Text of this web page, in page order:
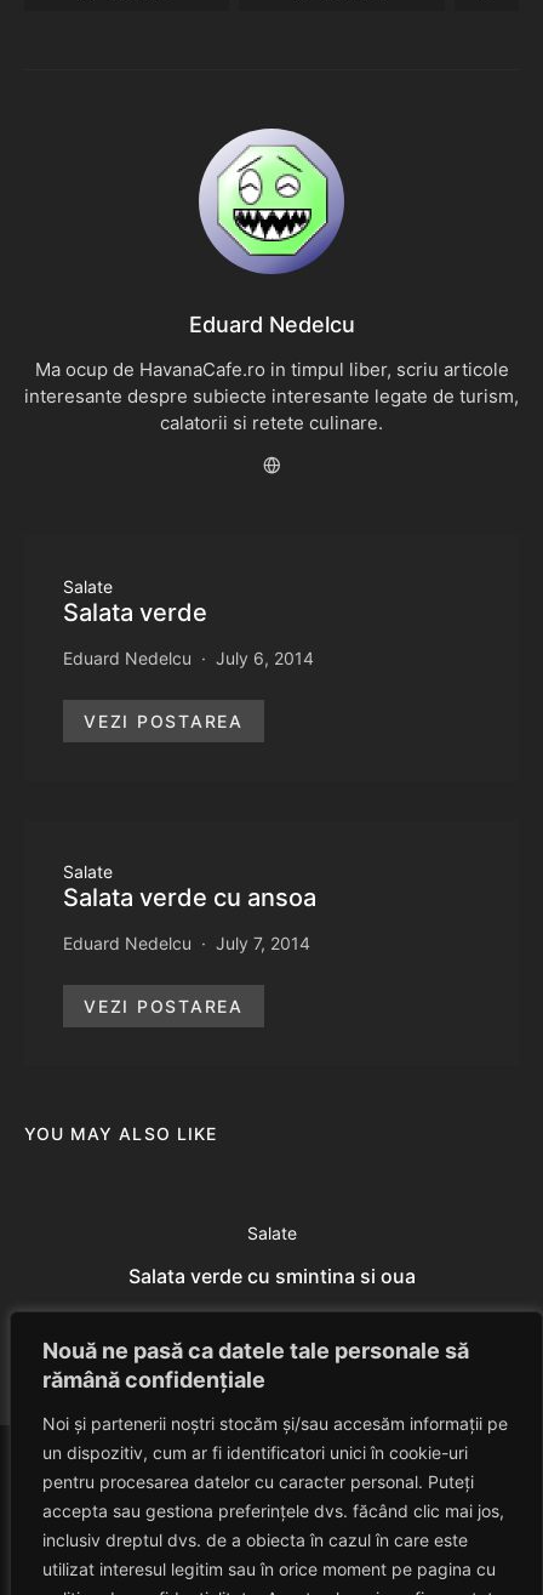
Nouă ne pasă ca datele tale personale să
rămână confidențiale
Noi și partenerii noștri stocăm și/sau accesăm informații pe
un dispozitiv, cum ar fi identificatori unici în cookie-uri
pentru procesarea datelor cu caracter personal. Puteți
accepta sau gestiona preferințele dvs. făcând clic mai jos,
inclusiv dreptul dvs. de a obiecta în cazul în care este
utilizat interesul legitim sau în orice moment pe pagina cu
Eduard Nedelcu
Ma ocup de HavanaCafe.ro in timpul liber, scriu articole
interesante despre subiecte interesante legate de turism,
calatorii si retete culinare.
Salate
Salata verde
Eduard Nedelcu July 6, 2014
VEZI POSTAREA
Salate
Salata verde cu ansoa
Eduard Nedelcu July 7, 2014
VEZI POSTAREA
YOU MAY ALSO LIKE
Salate
Salata verde cu smintina si oua
Eduard Nedelcu July 7, 2014